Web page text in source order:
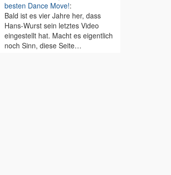
besten Dance Move!:
Bald ist es vier Jahre her, dass
Hans-Wurst sein letztes Video
eingestellt hat. Macht es eigentlich
noch Sinn, diese Seite…